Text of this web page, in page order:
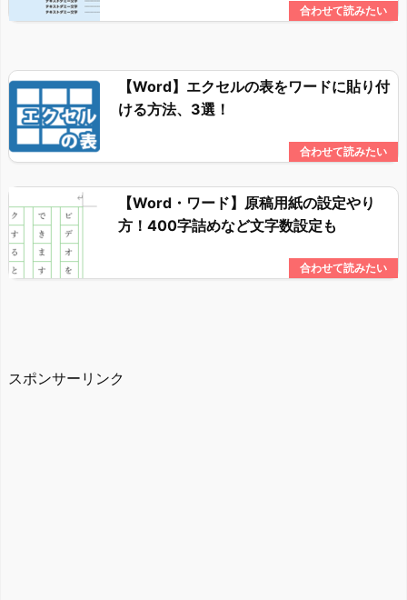
【Word】エクセルの表をワードに貼り付
ける方法、3選！
【Word・ワード】原稿用紙の設定やり
方！400字詰めなど文字数設定も
スポンサーリンク